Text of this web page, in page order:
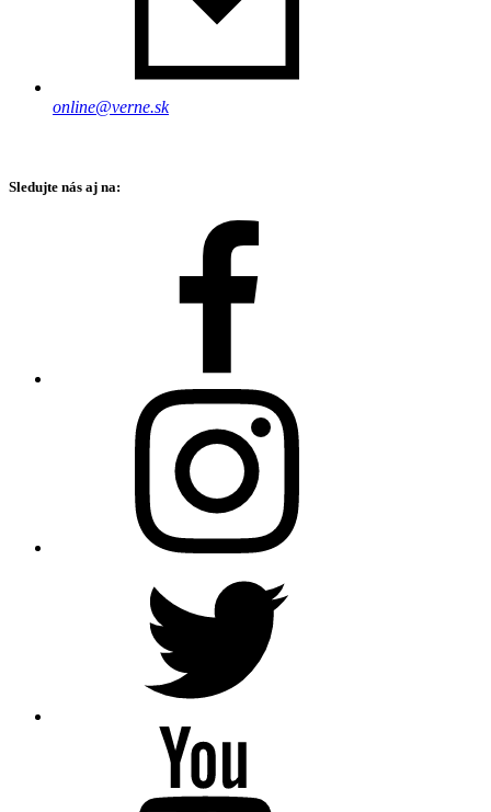
online@verne.sk
Sledujte nás aj na: